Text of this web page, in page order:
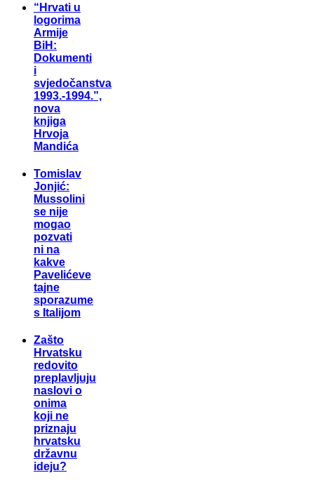
“Hrvati u
logorima
Armije
BiH:
Dokumenti
i
svjedočanstva
1993.-1994.”,
nova
knjiga
Hrvoja
Mandića
Tomislav
Jonjić:
Mussolini
se nije
mogao
pozvati
ni na
kakve
Pavelićeve
tajne
sporazume
s Italijom
Zašto
Hrvatsku
redovito
preplavljuju
naslovi o
onima
koji ne
priznaju
hrvatsku
državnu
ideju?